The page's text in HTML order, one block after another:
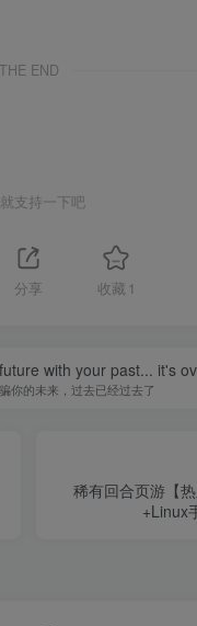
THE END
支持一下吧
分享 收藏 1
with your past... it's
你的未来，过去已经过去了
稀有回合页游【
+Linux